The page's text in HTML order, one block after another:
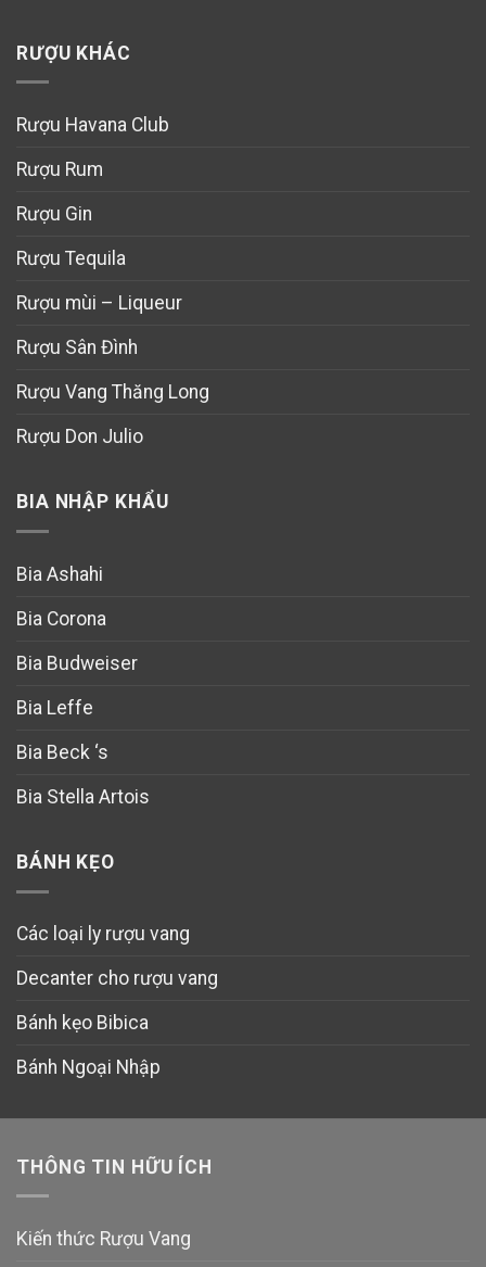
RƯỢU KHÁC
Rượu Havana Club
Rượu Rum
Rượu Gin
Rượu Tequila
Rượu mùi – Liqueur
Rượu Sân Đình
Rượu Vang Thăng Long
Rượu Don Julio
BIA NHẬP KHẨU
Bia Ashahi
Bia Corona
Bia Budweiser
Bia Leffe
Bia Beck ‘s
Bia Stella Artois
BÁNH KẸO
Các loại ly rượu vang
Decanter cho rượu vang
Bánh kẹo Bibica
Bánh Ngoại Nhập
THÔNG TIN HỮU ÍCH
Kiến thức Rượu Vang